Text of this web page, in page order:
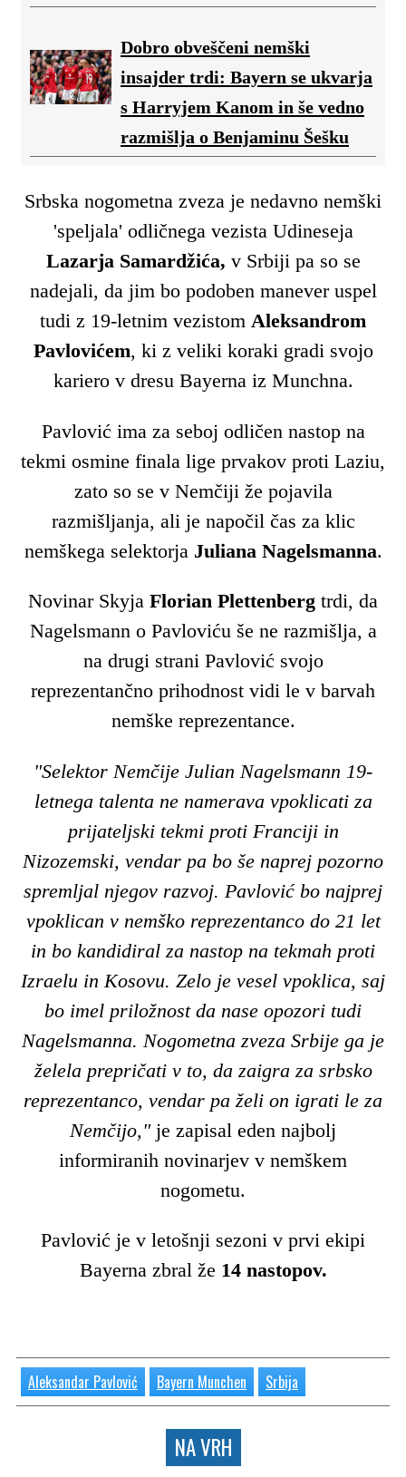
Dobro obveščeni nemški
insajder trdi: Bayern se ukvarja
s Harryjem Kanom in še vedno
razmišlja o Benjaminu Šešku
Srbska nogometna zveza je nedavno nemški
'speljala' odličnega vezista Udineseja
Lazarja Samardžića, v Srbiji pa so se
nadejali, da jim bo podoben manever uspel
tudi z 19-letnim vezistom Aleksandrom
Pavlovićem, ki z veliki koraki gradi svojo
kariero v dresu Bayerna iz Munchna.
Pavlović ima za seboj odličen nastop na
tekmi osmine finala lige prvakov proti Laziu,
zato so se v Nemčiji že pojavila
razmišljanja, ali je napočil čas za klic
nemškega selektorja Juliana Nagelsmanna.
Novinar Skyja Florian Plettenberg trdi, da
Nagelsmann o Pavloviću še ne razmišlja, a
na drugi strani Pavlović svojo
reprezentančno prihodnost vidi le v barvah
nemške reprezentance.
"Selektor Nemčije Julian Nagelsmann 19-
letnega talenta ne namerava vpoklicati za
prijateljski tekmi proti Franciji in
Nizozemski, vendar pa bo še naprej pozorno
spremljal njegov razvoj. Pavlović bo najprej
vpoklican v nemško reprezentanco do 21 let
in bo kandidiral za nastop na tekmah proti
Izraelu in Kosovu. Zelo je vesel vpoklica, saj
bo imel priložnost da nase opozori tudi
Nagelsmanna. Nogometna zveza Srbije ga je
želela prepričati v to, da zaigra za srbsko
reprezentanco, vendar pa želi on igrati le za
Nemčijo,"je zapisal eden najbolj
informiranih novinarjev v nemškem
nogometu.
Pavlović je v letošnji sezoni v prvi ekipi
Bayerna zbral že 14 nastopov.
Aleksandar Pavlović Bayern Munchen Srbija
NA VRH